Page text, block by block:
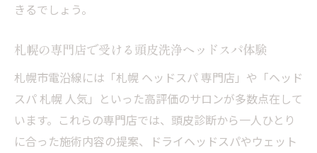
きるでしょう。
札幌の専門店で受ける頭皮洗浄ヘッドスパ体験
札幌市電沿線には「札幌 ヘッドスパ 専門店」や「ヘッド
スパ 札幌 人気」といった高評価のサロンが多数点在して
います。これらの専門店では、頭皮診断から一人ひとり
に合った施術内容の提案、ドライヘッドスパやウェット